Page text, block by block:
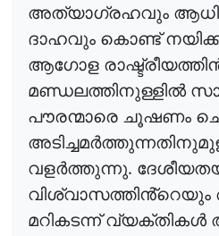
അത്യാഗ്രഹവും
ദാഹവും കൊണ്ട്
ആഗോള
മണ്ഡലത്തിനുള്ളിൽ
പൗരന്മാരെ ചൂഷണം
വളർത്തുന്നു.
വിശ്വാസത്തിൻ്റെയും
മറികടന്ന് വ്യക്തികൾ